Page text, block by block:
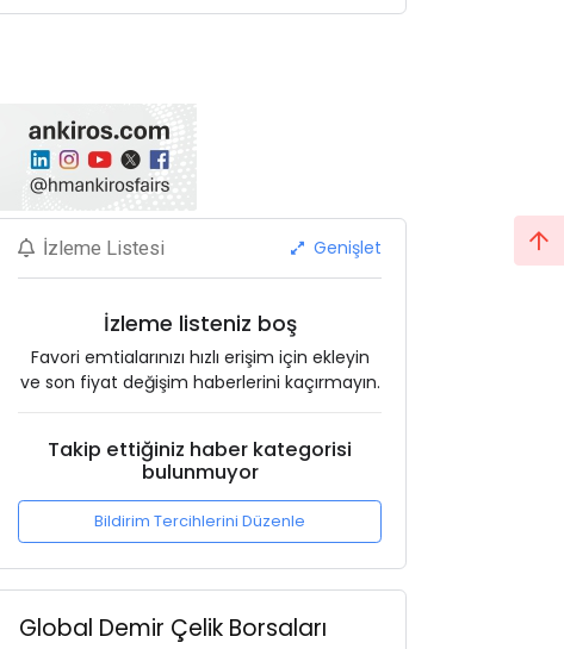
İzleme Listesi Genişlet
İzleme listeniz boş
Favori emtialarınızı hızlı erişim için ekleyin
ve son fiyat değişim haberlerini kaçırmayın.
Takip ettiğiniz haber kategorisi
bulunmuyor
Bildirim Tercihlerini Düzenle
Global Demir Çelik Borsaları